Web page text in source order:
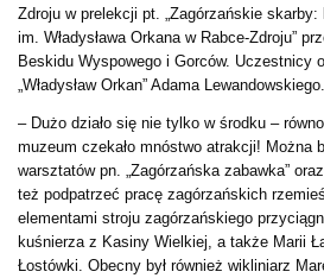
Zdroju w prelekcji pt. „Zagórzańskie
im. Władysława Orkana w Rabce-Zdroju”
Beskidu Wyspowego i Gorców. Uczestnicy
„Władysław Orkan” Adama Lewandowskiego.
– Dużo działo się nie tylko w środku –
muzeum czekało mnóstwo atrakcji! Można
warsztatów pn. „Zagórzańska zabawka”
też podpatrzeć pracę zagórzańskich
elementami stroju zagórzańskiego
kuśnierza z Kasiny Wielkiej, a także Marii
Łostówki. Obecny był również wikliniarz